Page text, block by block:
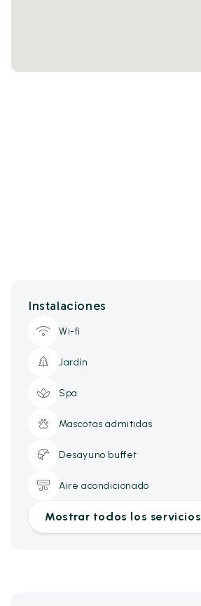
Instalaciones
Wi-fi
Jardín
Spa
Mascotas admitidas
Desayuno buffet
Aire acondicionado
Mostrar todos los servicios